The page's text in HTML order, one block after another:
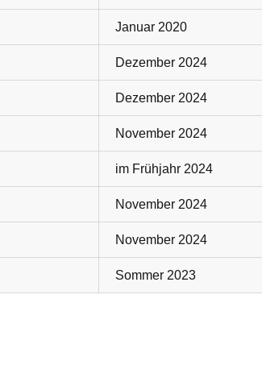
Januar 2020
Dezember 2024
Dezember 2024
November 2024
im Frühjahr 2024
November 2024
November 2024
Sommer 2023